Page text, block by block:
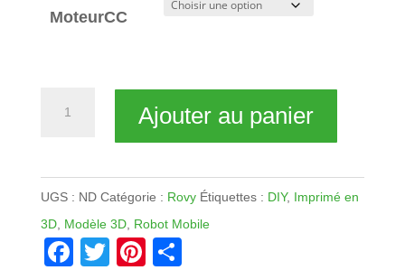
MoteurCC
Ajouter au panier
UGS : ND Catégorie : Rovy Étiquettes : DIY, Imprimé en
3D, Modèle 3D, Robot Mobile
F
T
Pi